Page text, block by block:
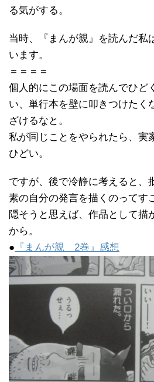
る気がする。
当時、『まんが親』を読んだ私
います。
＝＝＝＝
個人的にこの場面を読んでひど
い、単行本を壁に叩きつけたく
ざけるなと。
私が同じことをやられたら、実
ひどい。
ですが、後で冷静に考えると、
素の自分の発言を描くのってす
隠そうと思えば、作品として描
から。
● 『まんが親 2巻』感想